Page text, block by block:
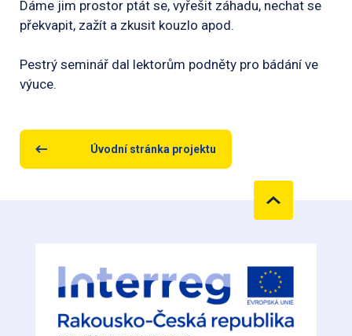
Dáme jim prostor ptát se, vyřešit záhadu, nechat se
překvapit, zažít a zkusit kouzlo apod.
Pestrý seminář dal lektorům podněty pro bádání ve
výuce.
Úvodní stránka projektu